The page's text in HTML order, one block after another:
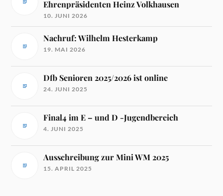
Ehrenpräsidenten Heinz Volkhausen
10. JUNI 2026
Nachruf: Wilhelm Hesterkamp
19. MAI 2026
Dfb Senioren 2025/2026 ist online
24. JUNI 2025
Final4 im E – und D -Jugendbereich
4. JUNI 2025
Ausschreibung zur Mini WM 2025
15. APRIL 2025